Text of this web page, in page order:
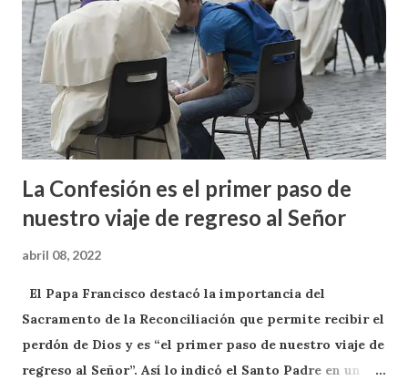
La Confesión es el primer paso de
nuestro viaje de regreso al Señor
abril 08, 2022
El Papa Francisco destacó la importancia del
Sacramento de la Reconciliación que permite recibir el
perdón de Dios y es “el primer paso de nuestro viaje de
regreso al Señor”. Así lo indicó el Santo Padre en un